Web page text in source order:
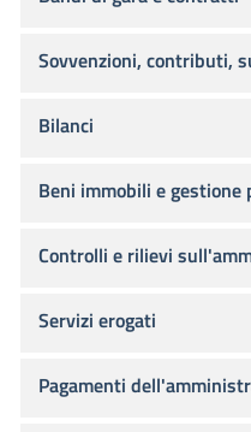
Sovvenzioni, contributi,
Bilanci
Beni immobili e gestione
Controlli e rilievi
Servizi erogati
Pagamenti